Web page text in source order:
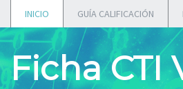
INICIO GUÍA CALIFICACIÓN
Ficha CTI